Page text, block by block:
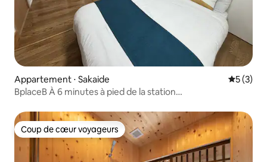
Appartement ⋅ Sakaide
5 (3)
BplaceB À 6 minutes à pied de la station
lieux, tourisme / Réservations à long terme acceptées à
partir d'une personne / Animaux de compagnie acceptés
Coup de cœur voyageurs
Coup de cœur voyageurs